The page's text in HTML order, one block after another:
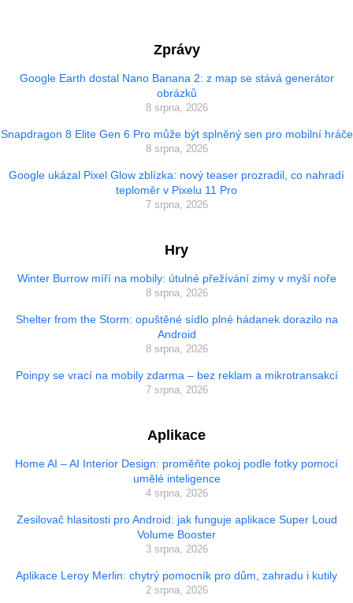
Zprávy
Google Earth dostal Nano Banana 2: z map se stává generátor
obrázků
8 srpna, 2026
Snapdragon 8 Elite Gen 6 Pro může být splněný sen pro mobilní hráče
8 srpna, 2026
Google ukázal Pixel Glow zblízka: nový teaser prozradil, co nahradí
teploměr v Pixelu 11 Pro
7 srpna, 2026
Hry
Winter Burrow míří na mobily: útulné přežívání zimy v myší noře
8 srpna, 2026
Shelter from the Storm: opuštěné sídlo plné hádanek dorazilo na
Android
8 srpna, 2026
Poinpy se vrací na mobily zdarma – bez reklam a mikrotransakcí
7 srpna, 2026
Aplikace
Home AI – AI Interior Design: proměňte pokoj podle fotky pomocí
umělé inteligence
4 srpna, 2026
Zesilovač hlasitosti pro Android: jak funguje aplikace Super Loud
Volume Booster
3 srpna, 2026
Aplikace Leroy Merlin: chytrý pomocník pro dům, zahradu i kutily
2 srpna, 2026